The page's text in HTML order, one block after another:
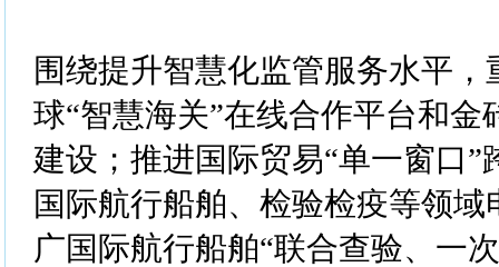
围绕提升智慧化监管服务水平，
球“智慧海关”在线合作平台和金
建设；推进国际贸易“单一窗口”
国际航行船舶、检验检疫等领
广国际航行船舶“联合查验、一